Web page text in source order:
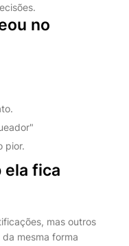
no
pior.
ela fica
mas outros
mesma forma